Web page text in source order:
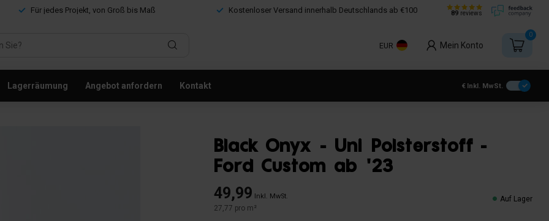
Für jedes Projekt, von Groß bis Maß Kostenloser Versand innerhalb Deutschlands ab €100 89reviews
EUR Mein Konto
0
Lagerräumung Angebot anfordern Kontakt € Inkl. MwSt.
Black Onyx - Uni Polsterstoff -
Ford Custom ab '23
49,99 Inkl. MwSt.
27,77 pro m²
Auf Lager